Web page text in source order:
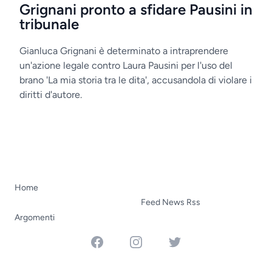
Grignani pronto a sfidare Pausini in
tribunale
Gianluca Grignani è determinato a intraprendere
un'azione legale contro Laura Pausini per l'uso del
brano 'La mia storia tra le dita', accusandola di violare i
diritti d'autore.
Home
Argomenti
Feed News Rss
FacebookInstagramTwitter